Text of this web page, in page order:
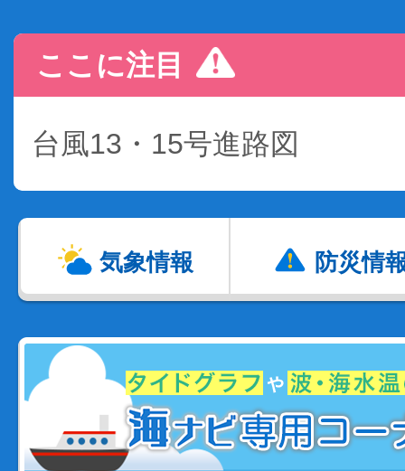
ここに注目
台風13・15号進路図
気象情報 防災情